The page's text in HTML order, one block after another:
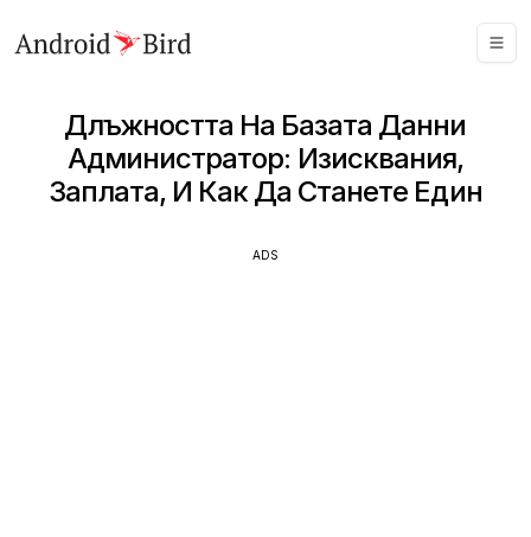
Длъжността На Базата Данни
Администратор: Изисквания,
Заплата, И Как Да Станете Един
ADS